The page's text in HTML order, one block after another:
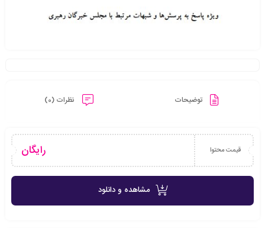
توضیحات نظرات (0)
قیمت محتوا رایگان
مشاهده و دانلود